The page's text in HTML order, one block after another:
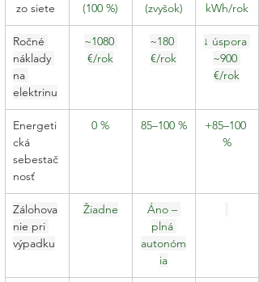
zo siete
(100 %)
(zvyšok)
kWh/rok
Ročné
náklady
na
elektrinu
~1080
€/rok
~180
€/rok
↓ úspora
~900
€/rok
Energeti
cká
sebestač
nosť
0 % 85–100 %
+85–100
%
Zálohova
nie pri
výpadku
Žiadne
Áno –
plná
autonóm
ia